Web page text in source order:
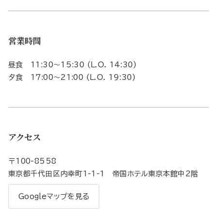
営業時間
昼食 11:30～15:30 (L.O. 14:30)
夕食 17:00～21:00 (L.O. 19:30)
アクセス
〒100-8558
東京都千代田区内幸町1-1-1 帝国ホテル東京本館中2階
Googleマップを見る